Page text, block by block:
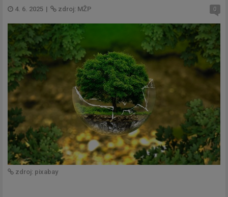
4. 6. 2025 | zdroj: MŽP 0
zdroj: pixabay